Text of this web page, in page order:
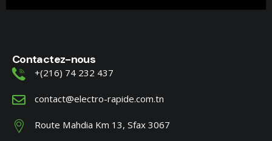
Contactez-nous
+(216) 74 232 437
contact@electro-rapide.com.tn
Route Mahdia Km 13, Sfax 3067